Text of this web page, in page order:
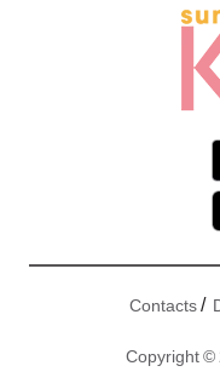
Contacts/
Copyright ©